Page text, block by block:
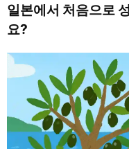
일본에서 처음으로
요?